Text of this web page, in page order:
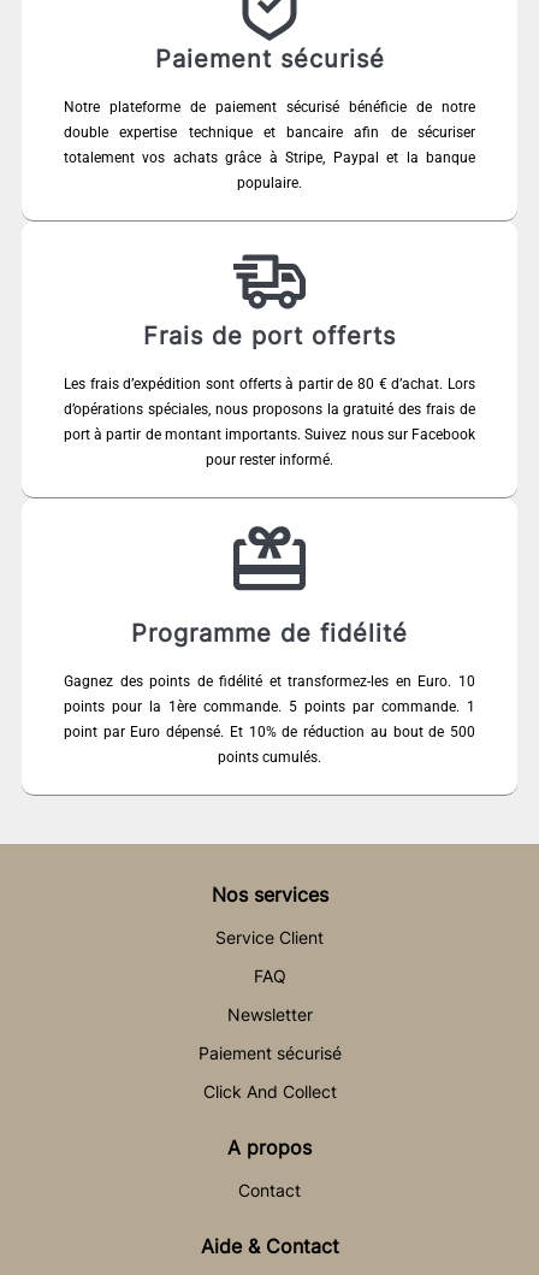
Paiement sécurisé
Notre plateforme de paiement sécurisé bénéficie de notre
double expertise technique et bancaire afin de sécuriser
totalement vos achats grâce à Stripe, Paypal et la banque
populaire.
Frais de port offerts
Les frais d’expédition sont offerts à partir de 80 € d’achat. Lors
d’opérations spéciales, nous proposons la gratuité des frais de
port à partir de montant importants. Suivez nous sur Facebook
pour rester informé.
Programme de fidélité
Gagnez des points de fidélité et transformez-les en Euro. 10
points pour la 1ère commande. 5 points par commande. 1
point par Euro dépensé. Et 10% de réduction au bout de 500
points cumulés.
Nos services
Service Client
FAQ
Newsletter
Paiement sécurisé
Click And Collect
A propos
Contact
Aide & Contact